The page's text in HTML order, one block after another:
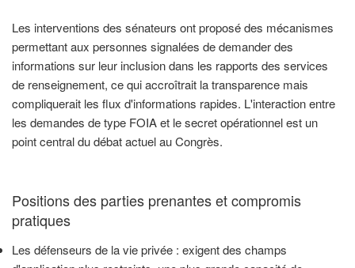
Les interventions des sénateurs ont proposé des mécanismes
permettant aux personnes signalées de demander des
informations sur leur inclusion dans les rapports des services
de renseignement, ce qui accroîtrait la transparence mais
compliquerait les flux d'informations rapides. L'interaction entre
les demandes de type FOIA et le secret opérationnel est un
point central du débat actuel au Congrès.
Positions des parties prenantes et compromis
pratiques
Les défenseurs de la vie privée : exigent des champs